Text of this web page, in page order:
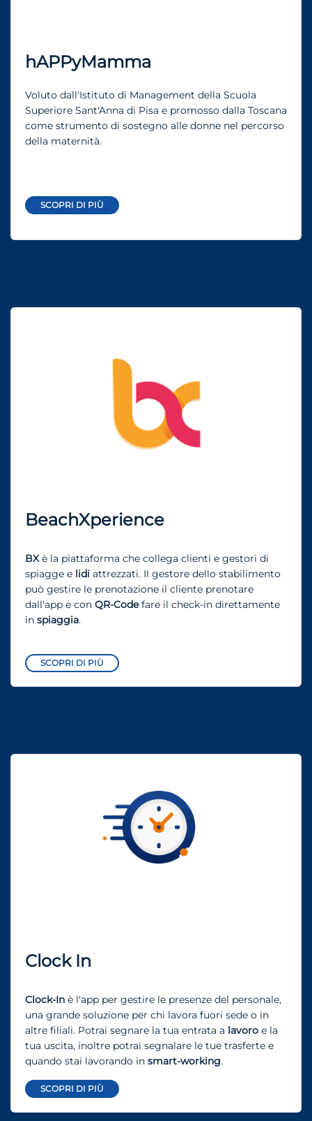
hAPPyMamma
Voluto dall'Istituto di Management della Scuola
Superiore Sant'Anna di Pisa e promosso dalla Toscana
come strumento di sostegno alle donne nel percorso
della maternità.
SCOPRI DI PIÙ
BeachXperience
BXè la piattaforma che collega clienti e gestori di
spiagge e lidi attrezzati. Il gestore dello stabilimento
può gestire le prenotazione il cliente prenotare
dall'app e con QR-Codefare il check-in direttamente
in spiaggia.
SCOPRI DI PIÙ
Clock In
Clock-In è l'app per gestire le presenze del personale,
una grande soluzione per chi lavora fuori sede o in
altre filiali. Potrai segnare la tua entrata a lavoro e la
tua uscita, inoltre potrai segnalare le tue trasferte e
quando stai lavorando in smart-working.
SCOPRI DI PIÙ